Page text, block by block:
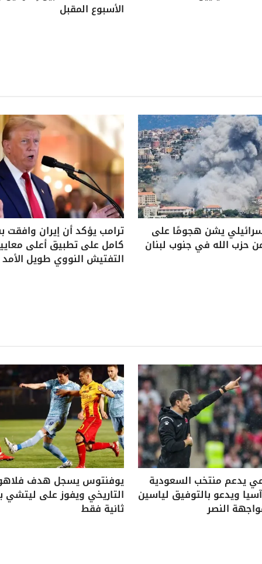
الأسبوع المقبل
يشن هجومًا على
حزب الله في جنوب لبنان
ترامب يؤكد أن إيران
كامل على تطبيق أعلى
التفتيش النووي طويل الأمد
يدعم منتخب السعودية
ويدعو بالتوفيق لياسين
النصر
يوفنتوس يسجل هدف
ثانية فقط